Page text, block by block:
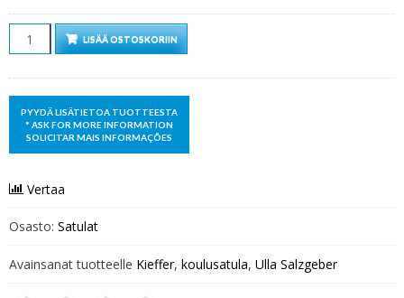
Määrä LISÄÄ OSTOSKORIIN
Vertaa
Osasto: Satulat
Avainsanat tuotteelle Kieffer, koulusatula, Ulla Salzgeber